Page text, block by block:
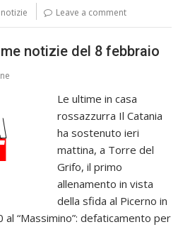
notizie Leave a comment
notizie del 8 febbraio
Le ultime in casa
rossazzurra Il Catania
ha sostenuto ieri
mattina, a Torre del
Grifo, il primo
allenamento in vista
della sfida al Picerno in
“Massimino”: defaticamento per